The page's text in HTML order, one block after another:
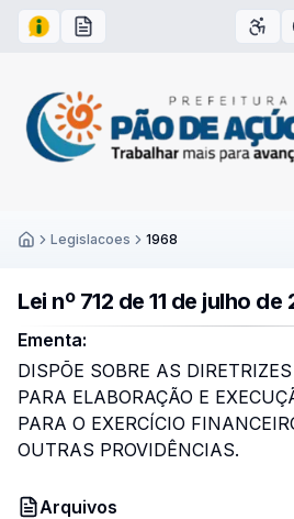
Acesso à Informação
Carta de Serviços
Legislacoes 1968
Lei nº 712 de 11 de julho de
Ementa:
DISPÕE SOBRE AS
PARA ELABORAÇÃO E
PARA O EXERCÍCIO
OUTRAS PROVIDÊNCIAS.
Arquivos